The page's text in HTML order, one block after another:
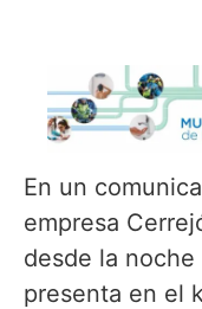
En un
empresa
desde la
presenta en el